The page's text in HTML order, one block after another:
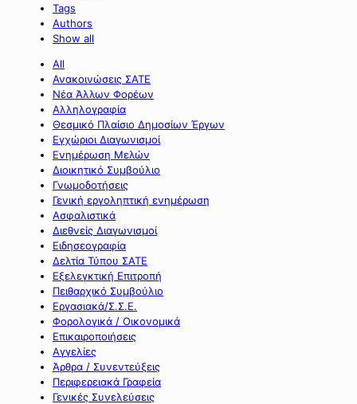
Tags
Authors
Show all
All
Ανακοινώσεις ΣΑΤΕ
Νέα Άλλων Φορέων
Αλληλογραφία
Θεσμικό Πλαίσιο Δημοσίων Έργων
Εγχώριοι Διαγωνισμοί
Ενημέρωση Μελών
Διοικητικό Συμβούλιο
Γνωμοδοτήσεις
Γενική εργοληπτική ενημέρωση
Ασφαλιστικά
Διεθνείς Διαγωνισμοί
Ειδησεογραφία
Δελτία Τύπου ΣΑΤΕ
Εξελεγκτική Επιτροπή
Πειθαρχικό Συμβούλιο
Εργασιακά/Σ.Σ.Ε.
Φορολογικά / Οικονομικά
Επικαιροποιήσεις
Αγγελίες
Άρθρα / Συνεντεύξεις
Περιφερειακά Γραφεία
Γενικές Συνελεύσεις